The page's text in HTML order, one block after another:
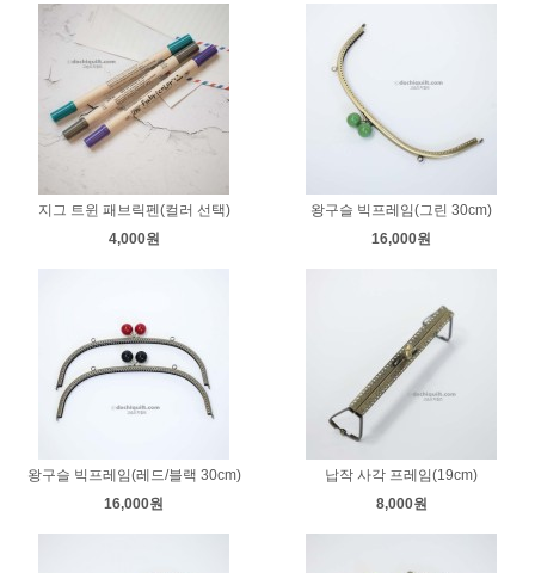
지그 트윈 패브릭펜(컬러 선택)
4,000원
왕구슬 빅프레임(그린 30cm)
16,000원
왕구슬 빅프레임(레드/블랙 30cm)
16,000원
납작 사각 프레임(19cm)
8,000원